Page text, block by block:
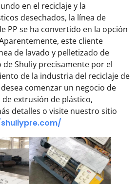
en el reciclaje y la
desechados, la línea de
PP se ha convertido en la opción
este cliente
de lavado y pelletizado de
de Shuliy precisamente por el
de la industria del reciclaje de
comenzar un negocio de
extrusión de plástico,
detalles o visite nuestro sitio